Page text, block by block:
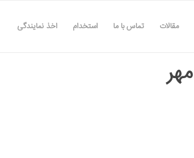
مقالات تماس با ما استخدام اخذ نمایندگی